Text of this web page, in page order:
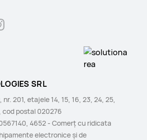
SRL
201, etajele 14, 15, 16, 23, 24, 25,
postal 020276
4652 - Comerţ cu ridicata
electronice şi de